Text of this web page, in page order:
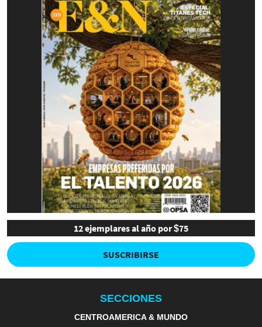
12 ejemplares al año por $75
SUSCRIBIRSE
SECCIONES
CENTROAMERICA & MUNDO